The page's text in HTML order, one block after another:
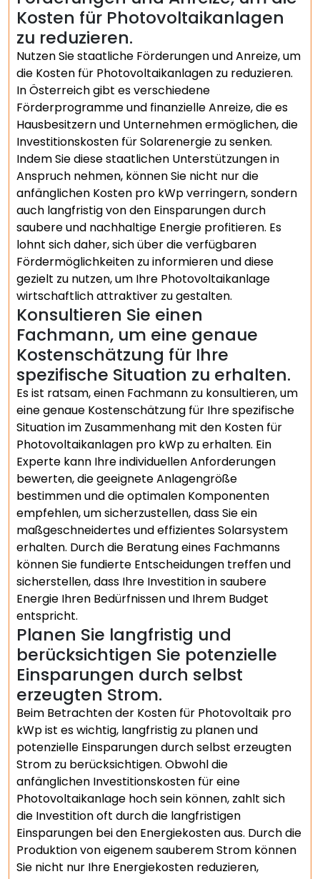
Kosten für Photovoltaikanlagen
zu reduzieren.
Nutzen Sie staatliche Förderungen und Anreize, um
die Kosten für Photovoltaikanlagen zu reduzieren.
In Österreich gibt es verschiedene
Förderprogramme und finanzielle Anreize, die es
Hausbesitzern und Unternehmen ermöglichen, die
Investitionskosten für Solarenergie zu senken.
Indem Sie diese staatlichen Unterstützungen in
Anspruch nehmen, können Sie nicht nur die
anfänglichen Kosten pro kWp verringern, sondern
auch langfristig von den Einsparungen durch
saubere und nachhaltige Energie profitieren. Es
lohnt sich daher, sich über die verfügbaren
Fördermöglichkeiten zu informieren und diese
gezielt zu nutzen, um Ihre Photovoltaikanlage
wirtschaftlich attraktiver zu gestalten.
Konsultieren Sie einen
Fachmann, um eine genaue
Kostenschätzung für Ihre
spezifische Situation zu erhalten.
Es ist ratsam, einen Fachmann zu konsultieren, um
eine genaue Kostenschätzung für Ihre spezifische
Situation im Zusammenhang mit den Kosten für
Photovoltaikanlagen pro kWp zu erhalten. Ein
Experte kann Ihre individuellen Anforderungen
bewerten, die geeignete Anlagengröße
bestimmen und die optimalen Komponenten
empfehlen, um sicherzustellen, dass Sie ein
maßgeschneidertes und effizientes Solarsystem
erhalten. Durch die Beratung eines Fachmanns
können Sie fundierte Entscheidungen treffen und
sicherstellen, dass Ihre Investition in saubere
Energie Ihren Bedürfnissen und Ihrem Budget
entspricht.
Planen Sie langfristig und
berücksichtigen Sie potenzielle
Einsparungen durch selbst
erzeugten Strom.
Beim Betrachten der Kosten für Photovoltaik pro
kWp ist es wichtig, langfristig zu planen und
potenzielle Einsparungen durch selbst erzeugten
Strom zu berücksichtigen. Obwohl die
anfänglichen Investitionskosten für eine
Photovoltaikanlage hoch sein können, zahlt sich
die Investition oft durch die langfristigen
Einsparungen bei den Energiekosten aus. Durch die
Produktion von eigenem sauberem Strom können
Sie nicht nur Ihre Energiekosten reduzieren,